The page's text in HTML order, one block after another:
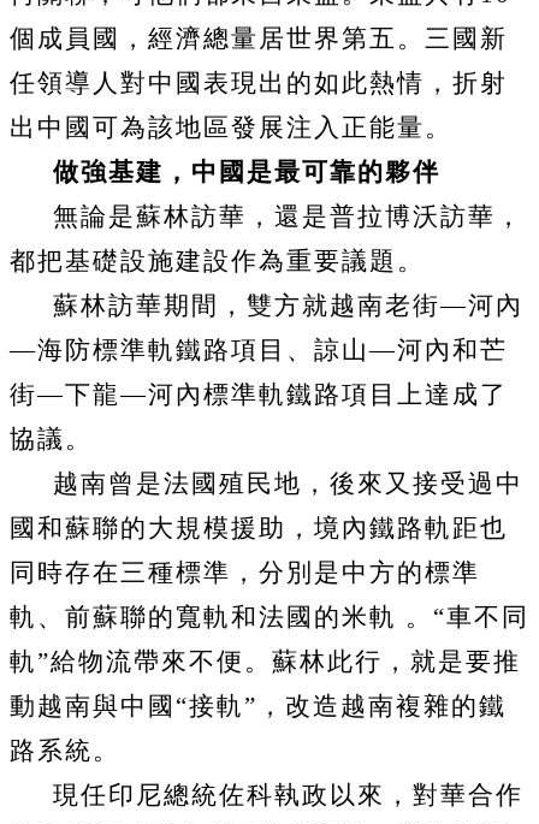
個成員國，經濟總量居世界第五。三國新
任領導人對中國表現出的如此熱情，折射
出中國可為該地區發展注入正能量。
做強基建，中國是最可靠的夥伴
無論是蘇林訪華，還是普拉博沃訪華，
都把基礎設施建設作為重要議題。
蘇林訪華期間，雙方就越南老街—河內
—海防標準軌鐵路項目、諒山—河內和芒
街—下龍—河內標準軌鐵路項目上達成了
協議。
越南曾是法國殖民地，後來又接受過中
國和蘇聯的大規模援助，境內鐵路軌距也
同時存在三種標準，分別是中方的標準
軌、前蘇聯的寬軌和法國的米軌 。“車不同
軌”給物流帶來不便。蘇林此行，就是要推
動越南與中國“接軌”，改造越南複雜的鐵
路系統。
現任印尼總統佐科執政以來，對華合作